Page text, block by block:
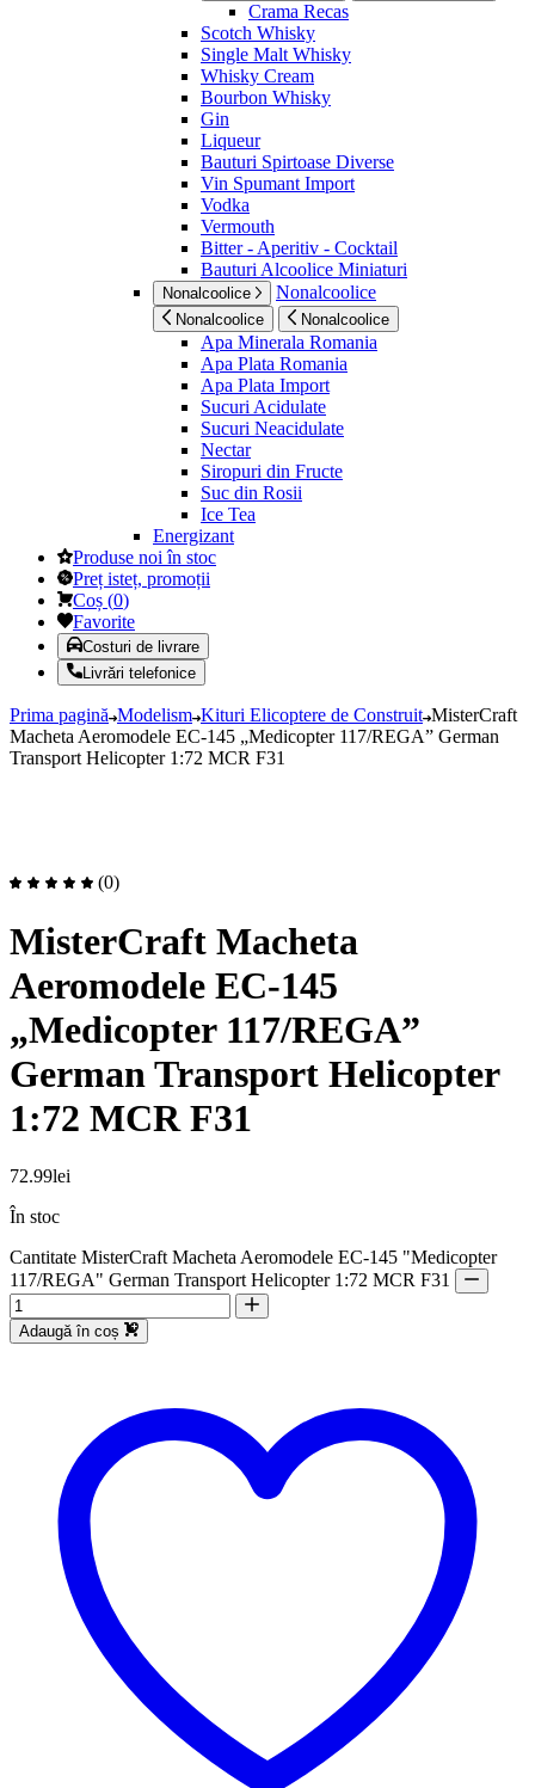
Crama Recas
Scotch Whisky
Single Malt Whisky
Whisky Cream
Bourbon Whisky
Gin
Liqueur
Bauturi Spirtoase Diverse
Vin Spumant Import
Vodka
Vermouth
Bitter - Aperitiv - Cocktail
Bauturi Alcoolice Miniaturi
Nonalcoolice Nonalcoolice
Nonalcoolice Nonalcoolice
Apa Minerala Romania
Apa Plata Romania
Apa Plata Import
Sucuri Acidulate
Sucuri Neacidulate
Nectar
Siropuri din Fructe
Suc din Rosii
Ice Tea
Energizant
Produse noi în stoc
Preț isteț, promoții
Coș (0)
Favorite
Costuri de livrare
Livrări telefonice
Prima pagină Modelism Kituri Elicoptere de Construit MisterCraft
Macheta Aeromodele EC-145 „Medicopter 117/REGA” German
Transport Helicopter 1:72 MCR F31
(0)
MisterCraft Macheta
Aeromodele EC-145
„Medicopter 117/REGA”
German Transport Helicopter
1:72 MCR F31
72.99lei
În stoc
Cantitate MisterCraft Macheta Aeromodele EC-145 "Medicopter
117/REGA" German Transport Helicopter 1:72 MCR F31
Adaugă în coș